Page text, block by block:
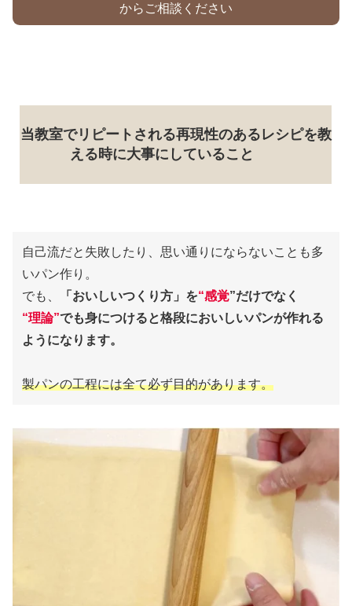
からご相談ください
当教室でリピートされる再現性のあるレシピを教
える時に大事にしていること
自己流だと失敗したり、思い通りにならないことも多
いパン作り。
でも、
「おいしいつくり方」を“感覚”だけでなく
“理論”でも身につけると格段においしいパンが作れる
ようになります。
製パンの工程には全て必ず目的があります。